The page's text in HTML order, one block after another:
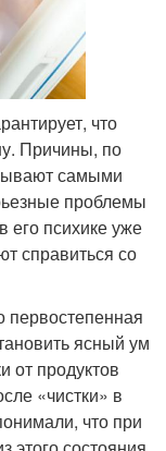
что
Причины, по
самыми
проблемы
его психике уже
справиться со
первостепенная
ясный ум
от продуктов
«чистки» в
что при